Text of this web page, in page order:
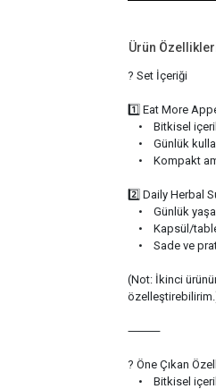
Ürün
? Set İçeriği
1️⃣ Eat More
• Bitkisel
• Günlük
• Kompakt
2️⃣ Daily Herbal
• Günlük
• Kapsül/tablet
• Sade ve
(Not: İkinci
⸻
? Öne Çıkan
• Bitkisel içerik